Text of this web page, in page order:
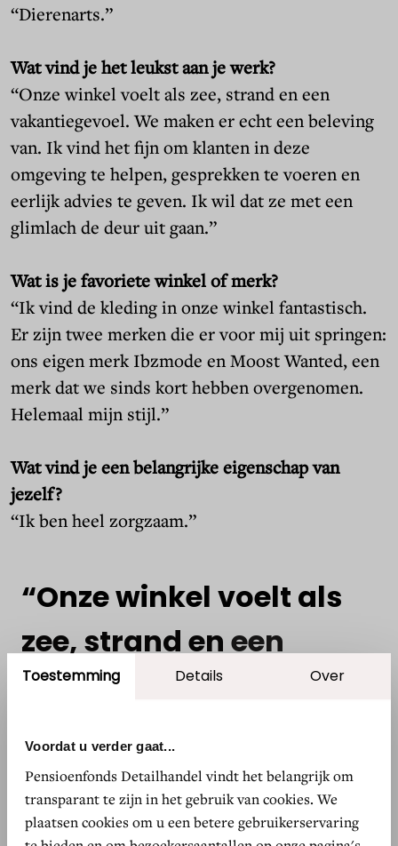
Toestemming Details Over
Voordat u verder gaat...
Pensioenfonds Detailhandel vindt het belangrijk om
transparant te zijn in het gebruik van cookies. We
plaatsen cookies om u een betere gebruikerservaring
“Dierenarts.”
Wat vind je het leukst aan je werk?
“Onze winkel voelt als zee, strand en een
vakantiegevoel. We maken er echt een beleving
van. Ik vind het fijn om klanten in deze
omgeving te helpen, gesprekken te voeren en
eerlijk advies te geven. Ik wil dat ze met een
glimlach de deur uit gaan.”
Wat is je favoriete winkel of merk?
“Ik vind de kleding in onze winkel fantastisch.
Er zijn twee merken die er voor mij uit springen:
ons eigen merk Ibzmode en Moost Wanted, een
merk dat we sinds kort hebben overgenomen.
Helemaal mijn stijl.”
Wat vind je een belangrijke eigenschap van
jezelf?
“Ik ben heel zorgzaam.”
“Onzewinkel voelt als
zee, strand en een
vakantiegevoel”
Wat is je passie?